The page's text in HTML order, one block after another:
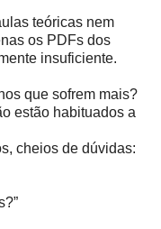
teóricas nem
os PDFs dos
insuficiente.
que sofrem mais?
estão habituados a
cheios de dúvidas: